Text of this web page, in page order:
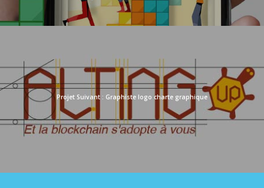
Graphiste logo charte graphique